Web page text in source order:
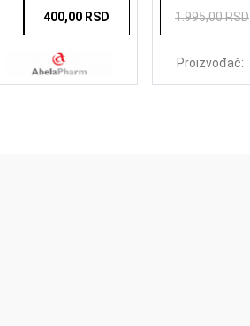
400,00 RSD 1.995,00 RSD
Proizvođač: